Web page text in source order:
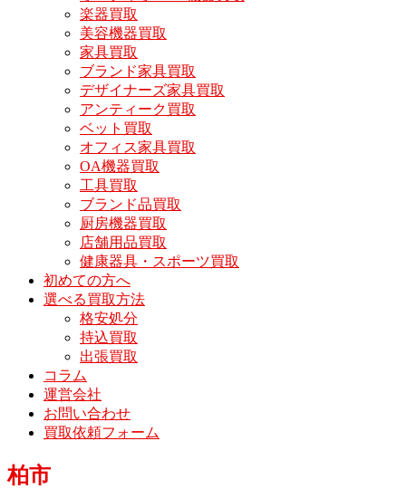
楽器買取
美容機器買取
家具買取
ブランド家具買取
デザイナーズ家具買取
アンティーク買取
ベット買取
オフィス家具買取
OA機器買取
工具買取
ブランド品買取
厨房機器買取
店舗用品買取
健康器具・スポーツ買取
初めての方へ
選べる買取方法
格安処分
持込買取
出張買取
コラム
運営会社
お問い合わせ
買取依頼フォーム
柏市